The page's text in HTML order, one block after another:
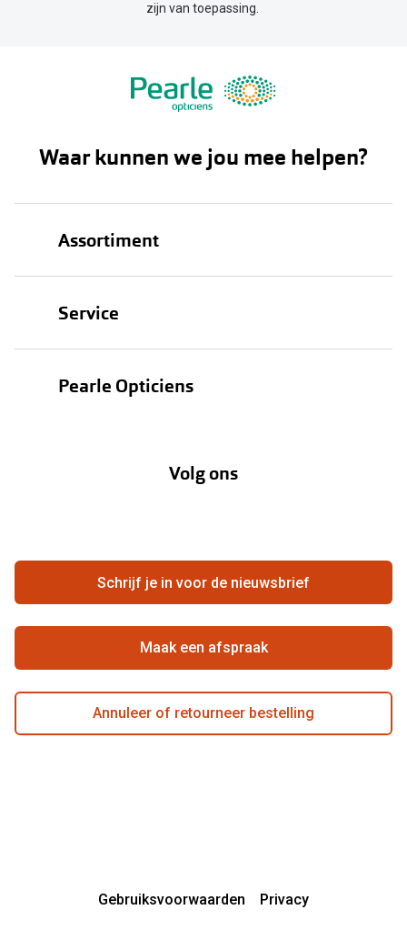
zijn van toepassing.
Waar kunnen we jou mee helpen?
Assortiment
Service
Hier de overeenkomst ontbinden
Pearle Opticiens
Beste winkelketen
Volg ons
Schrijf je in voor de nieuwsbrief
Maak een afspraak
Annuleer of retourneer bestelling
Gebruiksvoorwaarden Privacy